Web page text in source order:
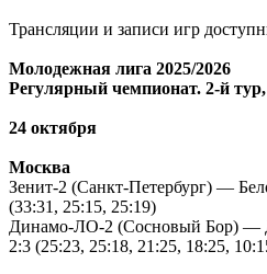
Трансляции и записи игр
Молодежная лига 2025/2026
Регулярный чемпионат. 2-й
24 октября
Москва
Зенит-2 (Санкт-Петербург) —
(33:31, 25:15, 25:19)
Динамо-ЛО-2 (Сосновый Бор)
2:3 (25:23, 25:18, 21:25, 18:25,